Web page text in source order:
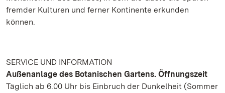
fremder Kulturen und ferner Kontinente erkunden
können.
SERVICE UND INFORMATION
Außenanlage des Botanischen Gartens. Öffnungszeit
Täglich ab 6.00 Uhr bis Einbruch der Dunkelheit (Sommer